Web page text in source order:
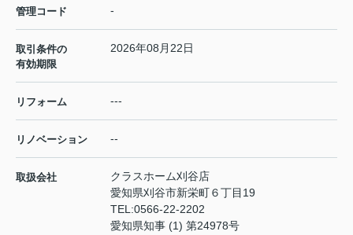
管理コード -
取引条件の
有効期限
2026年08月22日
リフォーム ---
リノベーション --
取扱会社
クラスホーム刈谷店
愛知県刈谷市新栄町６丁目19
TEL:0566-22-2202
愛知県知事 (1) 第24978号